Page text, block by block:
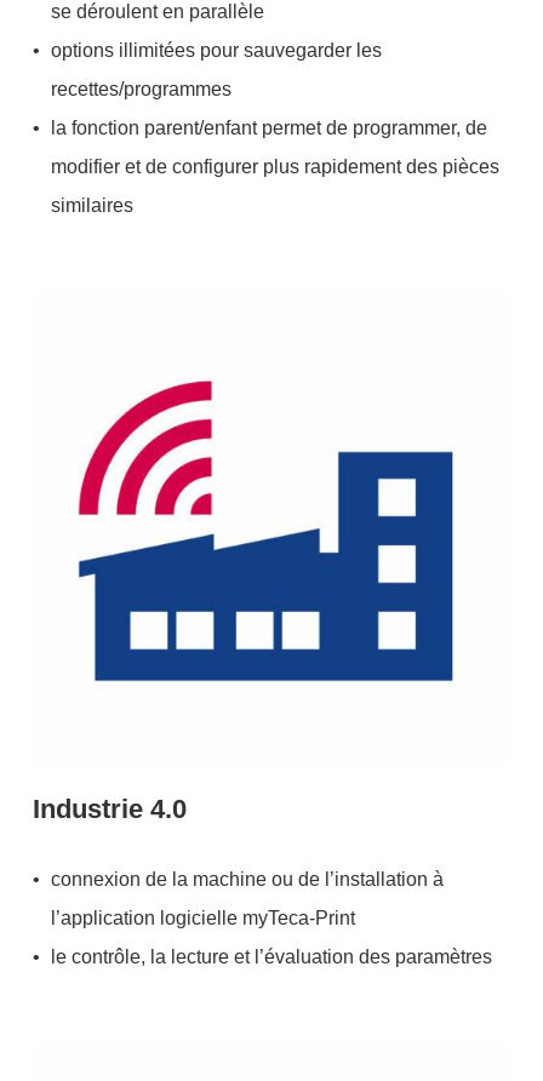
se déroulent en parallèle
options illimitées pour sauvegarder les
recettes/programmes
la fonction parent/enfant permet de programmer, de
modifier et de configurer plus rapidement des pièces
similaires
Industrie 4.0
connexion de la machine ou de l’installation à
l’application logicielle myTeca-Print
le contrôle, la lecture et l’évaluation des paramètres